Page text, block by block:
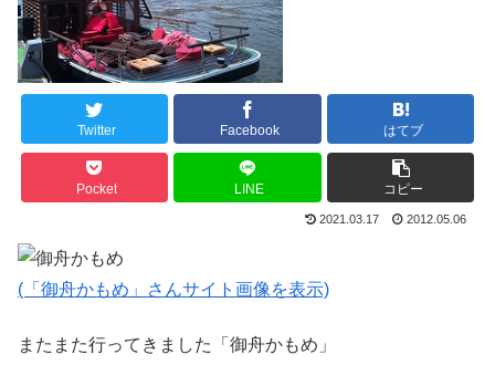
Twitter Facebook はてブ
Pocket LINE コピー
2021.03.17 2012.05.06
(「御舟かもめ」さんサイト画像を表示)
またまた行ってきました「御舟かもめ」